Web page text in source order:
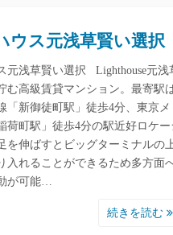
ウス元浅草賢い選択
元浅草賢い選択 Lighthouse元浅
む高級賃貸マンション。最寄駅
「新御徒町駅」徒歩4分、東京メ
荷町駅」徒歩4分の駅近好ロケー
を伸ばすとビッグターミナルの
入れることができるため多方面
が可能…
続きを読む